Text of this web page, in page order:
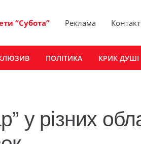
“Субота” Реклама
ПОЛІТИКА КРИК ДУШІ
у різних